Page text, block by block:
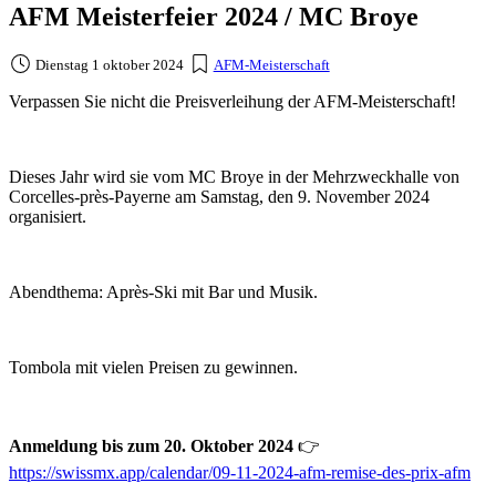
AFM Meisterfeier 2024 / MC Broye
Dienstag 1 oktober 2024 AFM-Meisterschaft
Verpassen Sie nicht die Preisverleihung der AFM-Meisterschaft!
Dieses Jahr wird sie vom MC Broye in der Mehrzweckhalle von
Corcelles-près-Payerne am Samstag, den 9. November 2024
organisiert.
Abendthema: Après-Ski mit Bar und Musik.
Tombola mit vielen Preisen zu gewinnen.
Anmeldung bis zum 20. Oktober 2024 👉
https://swissmx.app/calendar/09-11-2024-afm-remise-des-prix-afm